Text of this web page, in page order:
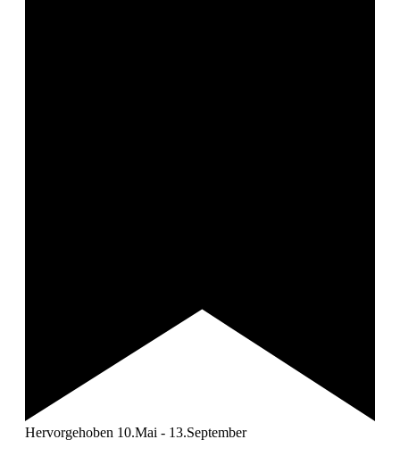
Hervorgehoben 10.Mai - 13.September